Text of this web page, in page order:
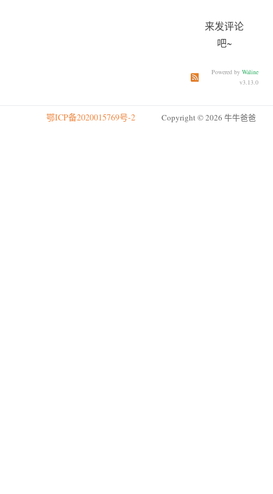
来发评论
吧~
订阅本文评论 订阅本站
Powered by Waline
v3.13.0
鄂ICP备2020015769号-2 Copyright © 2026 牛牛爸爸